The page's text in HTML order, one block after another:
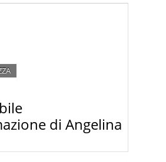
bruttino preferito?
di Angelina